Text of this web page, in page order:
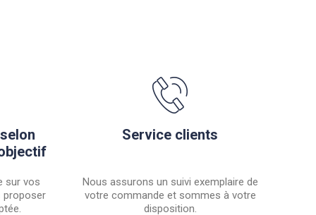
sur vos
proposer
Service clients
Nous assurons un suivi exemplaire de
votre commande et sommes à votre
disposition.